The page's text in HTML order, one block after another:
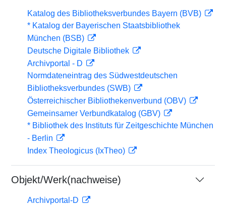
Katalog des Bibliotheksverbundes Bayern (BVB)
* Katalog der Bayerischen Staatsbibliothek
München (BSB)
Deutsche Digitale Bibliothek
Archivportal - D
Normdateneintrag des Südwestdeutschen
Bibliotheksverbundes (SWB)
Österreichischer Bibliothekenverbund (OBV)
Gemeinsamer Verbundkatalog (GBV)
* Bibliothek des Instituts für Zeitgeschichte München
- Berlin
Index Theologicus (IxTheo)
Objekt/Werk(nachweise)
Archivportal-D